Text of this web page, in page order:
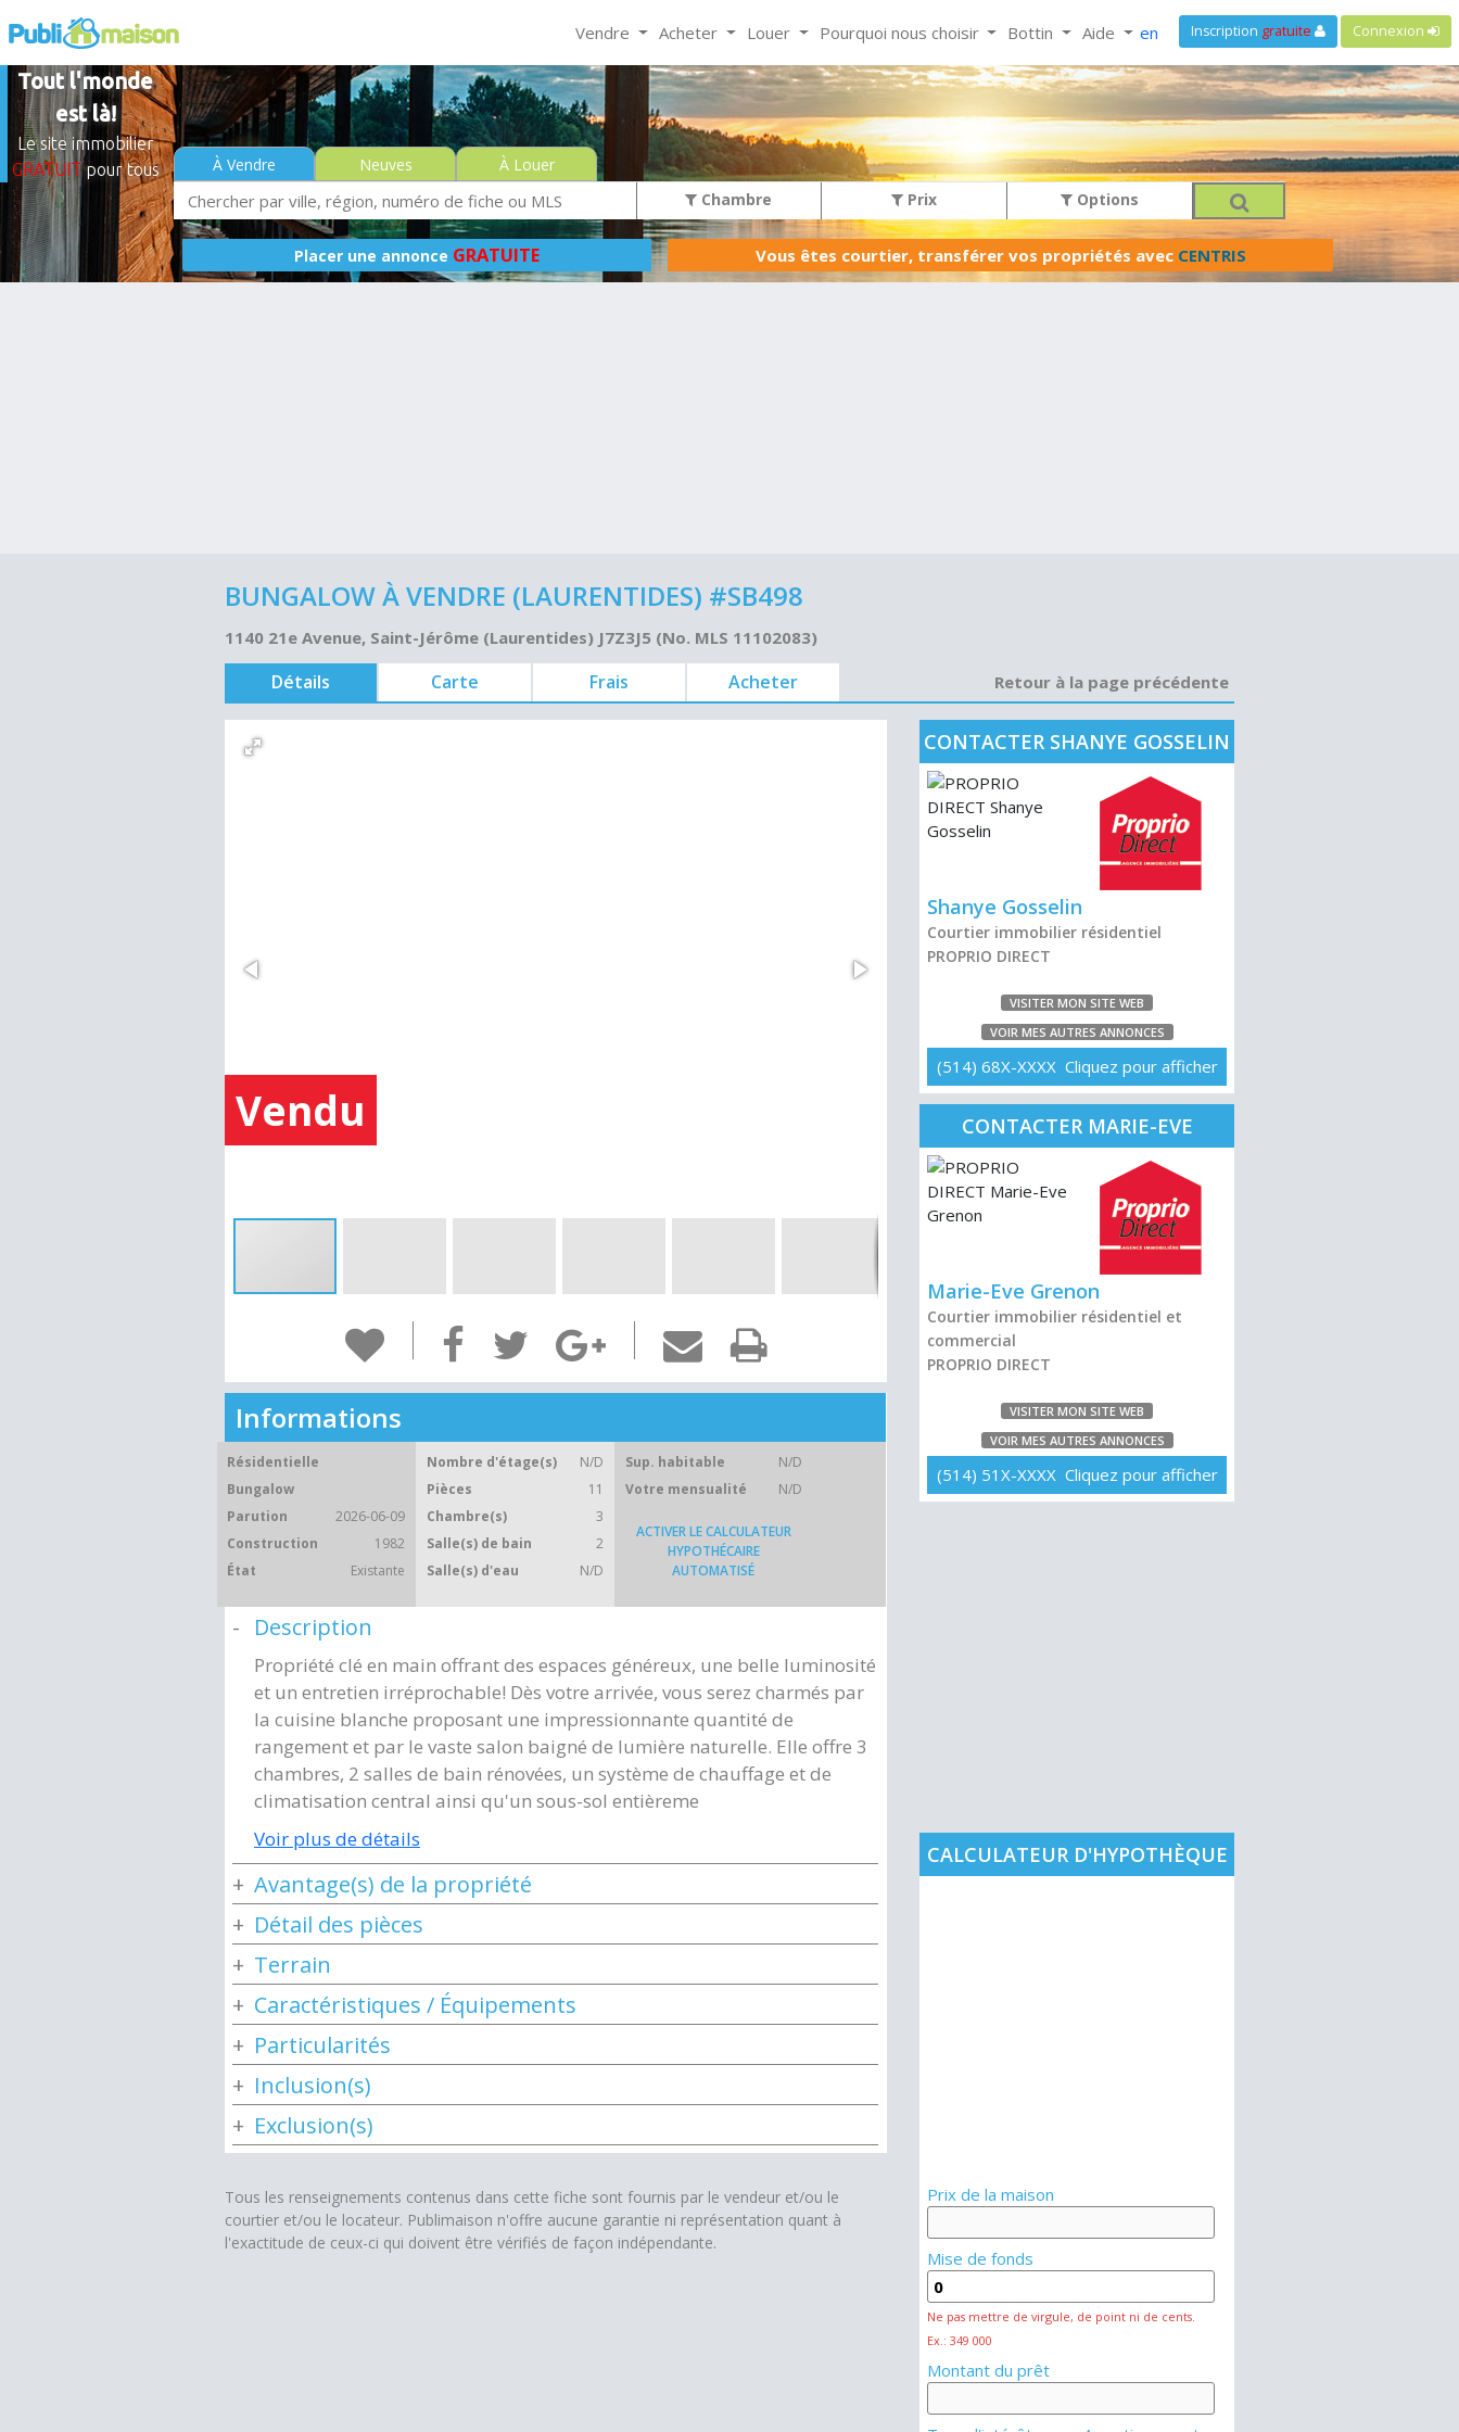
Tout l'monde
est là!
Le site immobilier
GRATUITpour tous
Vendre Acheter Louer Pourquoi nous choisir Bottin Aide en Inscription gratuite Connexion
À Vendre Neuves
À Louer
Chambre
Prix Options
Placer une annonce GRATUITE Vous êtes courtier, transférer vos propriétés avec CENTRIS
BUNGALOW À VENDRE (LAURENTIDES) #SB498
1140 21e Avenue, Saint-Jérôme (Laurentides) J7Z3J5 (No. MLS 11102083)
Détails Carte Frais Acheter Retour à la page précédente
Vendu
Informations
Résidentielle
Bungalow
Parution
2026-06-09
Construction
1982
État
Existante
Nombre d'étage(s)
N/D
Pièces
11
Chambre(s)
3
Salle(s) de bain
2
Salle(s) d'eau
N/D
Sup. habitable
N/D
Votre mensualité
N/D
ACTIVER LE CALCULATEUR
HYPOTHÉCAIRE
AUTOMATISÉ
Description
Propriété clé en main offrant des espaces généreux, une belle luminosité
et un entretien irréprochable! Dès votre arrivée, vous serez charmés par
la cuisine blanche proposant une impressionnante quantité de
rangement et par le vaste salon baigné de lumière naturelle. Elle offre 3
chambres, 2 salles de bain rénovées, un système de chauffage et de
climatisation central ainsi qu'un sous-sol entièreme
Voir plus de détails
Avantage(s) de la propriété
Détail des pièces
Terrain
Caractéristiques / Équipements
Particularités
Inclusion(s)
Exclusion(s)
Tous les renseignements contenus dans cette fiche sont fournis par le vendeur et/ou le
courtier et/ou le locateur. Publimaison n'offre aucune garantie ni représentation quant à
l'exactitude de ceux-ci qui doivent être vérifiés de façon indépendante.
CONTACTER SHANYE GOSSELIN
Shanye Gosselin
Courtier immobilier résidentiel
PROPRIO DIRECT
VISITER MON SITE WEB
VOIR MES AUTRES ANNONCES
(514) 68X-XXXX Cliquez pour afficher
CONTACTER MARIE-EVE
GRENON
Marie-Eve Grenon
Courtier immobilier résidentiel et
commercial
PROPRIO DIRECT
VISITER MON SITE WEB
VOIR MES AUTRES ANNONCES
(514) 51X-XXXX Cliquez pour afficher
CALCULATEUR D'HYPOTHÈQUE
Prix de la maison
Mise de fonds
Ne pas mettre de virgule, de point ni de cents.
Ex.: 349 000
Montant du prêt